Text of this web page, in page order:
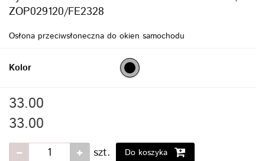
ZOP029120/FE2328
Osłona przeciwsłoneczna do okien samochodu
Kolor
33.00
33.00
szt. Do koszyka